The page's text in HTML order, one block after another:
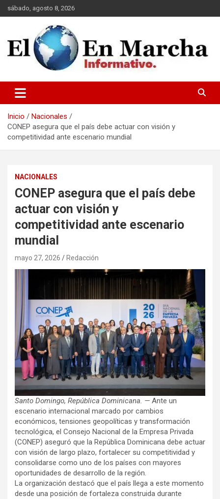
Saltar
al
sábado, agosto 8, 2026
elmundoenmarcha.net
Inicio
Nacionales
CONEP asegura que el país debe actuar con visión y
competitividad ante escenario mundial
NACIONALES
CONEP asegura que el país debe
actuar con visión y
competitividad ante escenario
mundial
mayo 27, 2026 Redacción
Santo Domingo, República Dominicana. — Ante un
escenario internacional marcado por cambios
económicos, tensiones geopolíticas y transformación
tecnológica, el Consejo Nacional de la Empresa Privada
(CONEP) aseguró que la República Dominicana debe actuar
con visión de largo plazo, fortalecer su competitividad y
consolidarse como uno de los países con mayores
oportunidades de desarrollo de la región.
La organización destacó que el país llega a este momento
desde una posición de fortaleza construida durante